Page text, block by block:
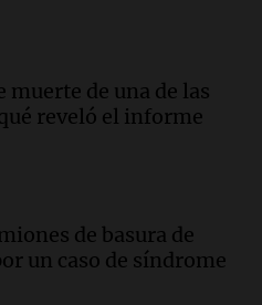
Jujuy enfrentan
de hasta 700.000
en Concepción:
golpeado para
pesos
muerte de una de las
reveló el informe
de basura de
un caso de síndrome